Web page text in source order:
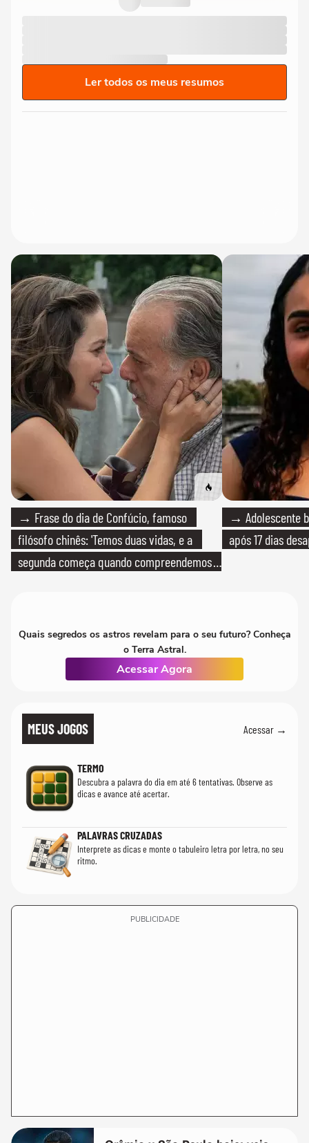
Ler todos os meus resumos
→ Frase do dia de Confúcio, famoso
filósofo chinês: 'Temos duas vidas, e a
segunda começa quando compreendemos
→ Adolescente
após 17 dias
Quais segredos os astros revelam para o seu futuro? Conheça
o Terra Astral.
Acessar Agora
MEUS JOGOS Acessar →
TERMO
Descubra a palavra do dia em até 6 tentativas. Observe as
dicas e avance até acertar.
PALAVRAS CRUZADAS
Interprete as dicas e monte o tabuleiro letra por letra, no seu
ritmo.
PUBLICIDADE